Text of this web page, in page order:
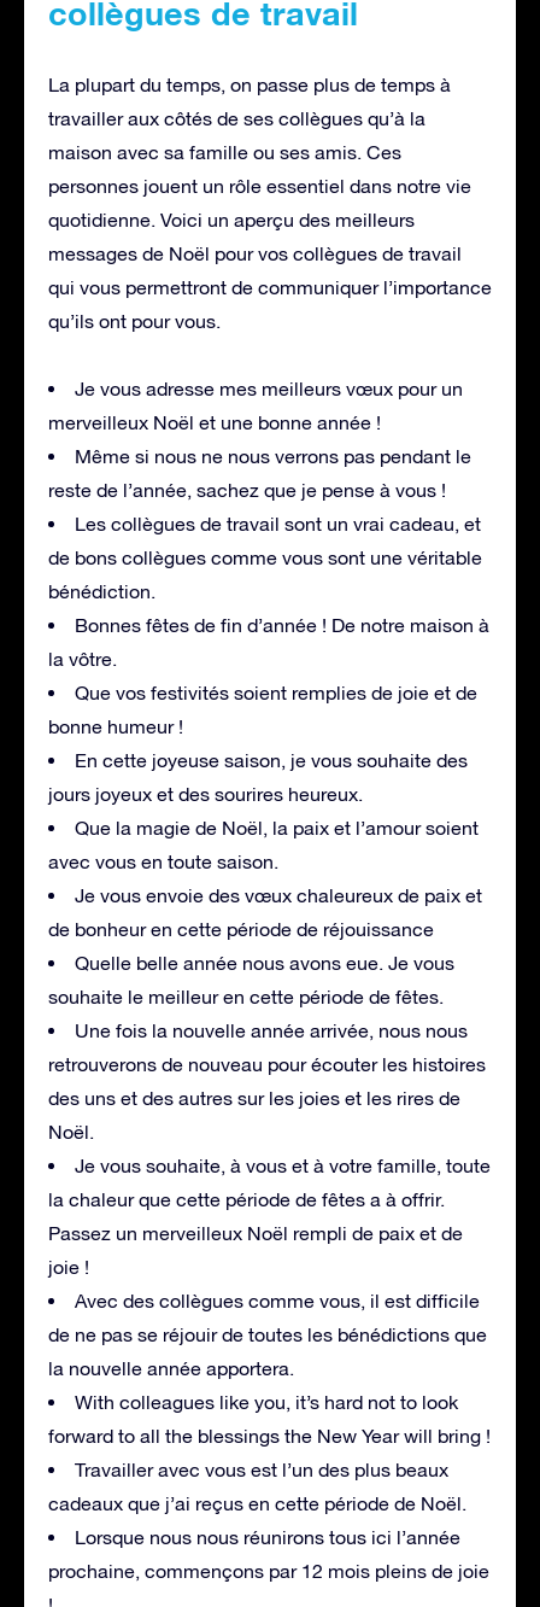
collègues de travail
La plupart du temps, on passe plus de temps à
travailler aux côtés de ses collègues qu’à la
maison avec sa famille ou ses amis. Ces
personnes jouent un rôle essentiel dans notre vie
quotidienne. Voici un aperçu des meilleurs
messages de Noël pour vos collègues de travail
qui vous permettront de communiquer l’importance
qu’ils ont pour vous.
Je vous adresse mes meilleurs vœux pour un
merveilleux Noël et une bonne année !
Même si nous ne nous verrons pas pendant le
reste de l’année, sachez que je pense à vous !
Les collègues de travail sont un vrai cadeau, et
de bons collègues comme vous sont une véritable
bénédiction.
Bonnes fêtes de fin d’année ! De notre maison à
la vôtre.
Que vos festivités soient remplies de joie et de
bonne humeur !
En cette joyeuse saison, je vous souhaite des
jours joyeux et des sourires heureux.
Que la magie de Noël, la paix et l’amour soient
avec vous en toute saison.
Je vous envoie des vœux chaleureux de paix et
de bonheur en cette période de réjouissance
Quelle belle année nous avons eue. Je vous
souhaite le meilleur en cette période de fêtes.
Une fois la nouvelle année arrivée, nous nous
retrouverons de nouveau pour écouter les histoires
des uns et des autres sur les joies et les rires de
Noël.
Je vous souhaite, à vous et à votre famille, toute
la chaleur que cette période de fêtes a à offrir.
Passez un merveilleux Noël rempli de paix et de
joie !
Avec des collègues comme vous, il est difficile
de ne pas se réjouir de toutes les bénédictions que
la nouvelle année apportera.
With colleagues like you, it’s hard not to look
forward to all the blessings the New Year will bring !
Travailler avec vous est l’un des plus beaux
cadeaux que j’ai reçus en cette période de Noël.
Lorsque nous nous réunirons tous ici l’année
prochaine, commençons par 12 mois pleins de joie